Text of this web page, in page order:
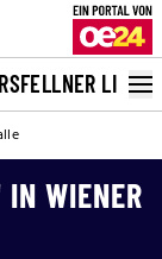
FELLNER LIVE
WIENER